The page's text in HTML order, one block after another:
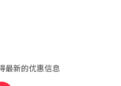
最新的优惠信息